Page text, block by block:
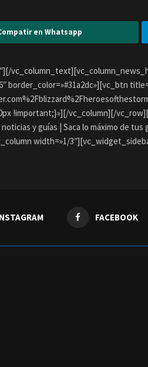
en Whatsapp
!important;}»][/vc_column][/
y guías | Saca lo máximo de tus
width=»1/
FACEBOOK